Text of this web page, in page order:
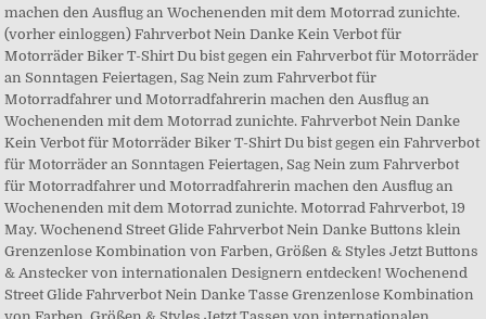
machen den Ausflug an Wochenenden mit dem Motorrad zunichte.
(vorher einloggen) Fahrverbot Nein Danke Kein Verbot für
Motorräder Biker T-Shirt Du bist gegen ein Fahrverbot für Motorräder
an Sonntagen Feiertagen, Sag Nein zum Fahrverbot für
Motorradfahrer und Motorradfahrerin machen den Ausflug an
Wochenenden mit dem Motorrad zunichte. Fahrverbot Nein Danke
Kein Verbot für Motorräder Biker T-Shirt Du bist gegen ein Fahrverbot
für Motorräder an Sonntagen Feiertagen, Sag Nein zum Fahrverbot
für Motorradfahrer und Motorradfahrerin machen den Ausflug an
Wochenenden mit dem Motorrad zunichte. Motorrad Fahrverbot, 19
May. Wochenend Street Glide Fahrverbot Nein Danke Buttons klein
Grenzenlose Kombination von Farben, Größen & Styles Jetzt Buttons
& Anstecker von internationalen Designern entdecken! Wochenend
Street Glide Fahrverbot Nein Danke Tasse Grenzenlose Kombination